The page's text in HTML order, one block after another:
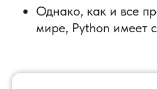
Однако, как и все
мире, Python имеет